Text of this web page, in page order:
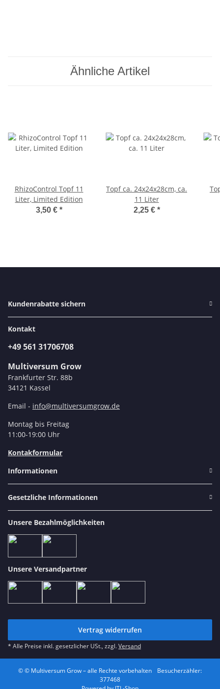
Ähnliche Artikel
RhizoControl Topf 11
Liter, Limited Edition
3,50 € *
Topf ca. 24x24x28cm, ca.
11 Liter
2,25 € *
Kundenrabatte sichern
Kontakt
+49 561 31706708
Multiversum Grow
Frankfurter Str. 88b
34121 Kassel
Email - info@multiversumgrow.de
Montag bis Freitag
11:00-19:00 Uhr
Kontakformular
Informationen
Gesetzliche Informationen
Unsere Bezahlmöglichkeiten
Unsere Versandpartner
Vertrag widerrufen
* Alle Preise inkl. gesetzlicher USt., zzgl.Versand
© © Multiversum Grow – alle Rechte vorbehalten
Besucherzähler:
377468